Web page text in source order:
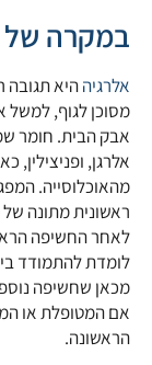
במקרה של
אלרגיההיא תגובה
מסוכן לגוף,
אבק הבית. חומר
אלרגן, ופניצילין,
מהאוכלוסייה.
ראשונית מתונה
לאחר החשיפה
לומדת להתמודד
מכאן שחשיפה
אם המטופלת או
הראשונה.